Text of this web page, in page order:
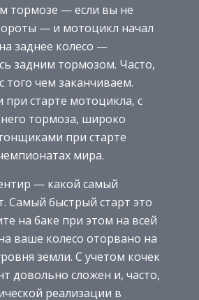
тормозе — если вы не
— и мотоцикл начал
заднее колесо —
задним тормозом. Часто,
того чем заканчиваем.
при старте мотоцикла, с
тормоза, широко
при старте
мира.
— какой самый
Самый быстрый старт это
на баке при этом на всей
ваше колесо оторвано на
земли. С учетом кочек
довольно сложен и, часто,
реализации в